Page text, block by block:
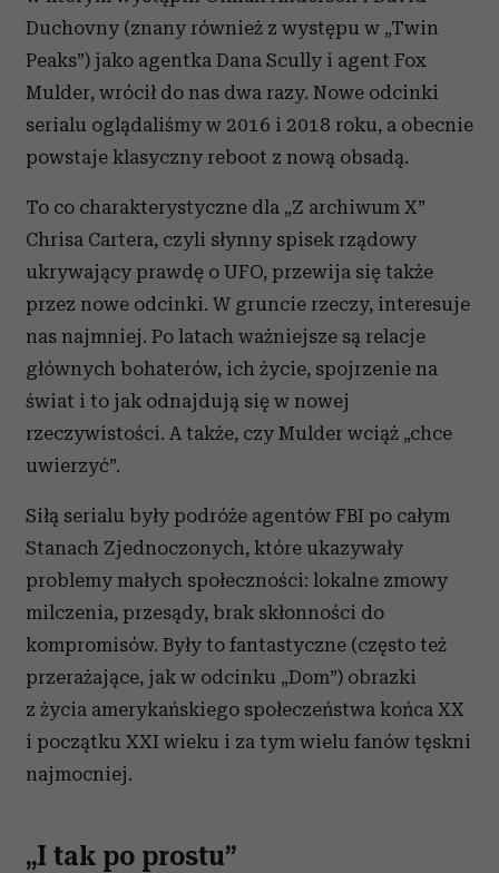
Duchovny (znany również z występu w „Twin
Peaks”) jako agentka Dana Scully i agent Fox
Mulder, wrócił do nas dwa razy. Nowe odcinki
serialu oglądaliśmy w 2016 i 2018 roku, a obecnie
powstaje klasyczny reboot z nową obsadą.
To co charakterystyczne dla „Z archiwum X”
Chrisa Cartera, czyli słynny spisek rządowy
ukrywający prawdę o UFO, przewija się także
przez nowe odcinki. W gruncie rzeczy, interesuje
nas najmniej. Po latach ważniejsze są relacje
głównych bohaterów, ich życie, spojrzenie na
świat i to jak odnajdują się w nowej
rzeczywistości. A także, czy Mulder wciąż „chce
uwierzyć”.
Siłą serialu były podróże agentów FBI po całym
Stanach Zjednoczonych, które ukazywały
problemy małych społeczności: lokalne zmowy
milczenia, przesądy, brak skłonności do
kompromisów. Były to fantastyczne (często też
przerażające, jak w odcinku „Dom”) obrazki
z życia amerykańskiego społeczeństwa końca XX
i początku XXI wieku i za tym wielu fanów tęskni
najmocniej.
„I tak po prostu”